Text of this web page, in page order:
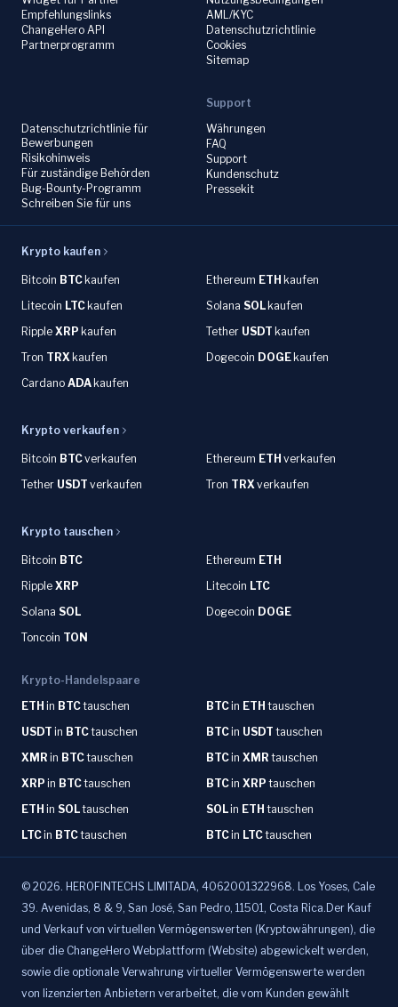
Empfehlungslinks
ChangeHero API
Partnerprogramm
AML/KYC
Datenschutzrichtlinie
Cookies
Sitemap
Datenschutzrichtlinie für
Bewerbungen
Risikohinweis
Für zuständige Behörden
Bug-Bounty-Programm
Schreiben Sie für uns
Support
Währungen
FAQ
Support
Kundenschutz
Pressekit
Krypto kaufen
Bitcoin BTC kaufen Ethereum ETH kaufen
Litecoin LTC kaufen Solana SOL kaufen
Ripple XRP kaufen Tether USDT kaufen
Tron TRX kaufen Dogecoin DOGE kaufen
Cardano ADA kaufen
Krypto verkaufen
Bitcoin BTCverkaufen Ethereum ETH verkaufen
Tether USDT verkaufen Tron TRXverkaufen
Krypto tauschen
Bitcoin BTC Ethereum ETH
Ripple XRP Litecoin LTC
Solana SOL Dogecoin DOGE
Toncoin TON
Krypto-Handelspaare
ETH in BTCtauschen BTCin ETH tauschen
USDT in BTCtauschen BTCin USDT tauschen
XMR in BTCtauschen BTCin XMR tauschen
XRP in BTCtauschen BTCin XRP tauschen
ETH in SOLtauschen SOLin ETH tauschen
LTCin BTCtauschen BTCin LTCtauschen
© 2026. HEROFINTECHS LIMITADA, 4062001322968. Los Yoses, Cale
39. Avenidas, 8 & 9, San José, San Pedro, 11501, Costa Rica.Der Kauf
und Verkauf von virtuellen Vermögenswerten (Kryptowährungen), die
über die ChangeHero Webplattform (Website) abgewickelt werden,
sowie die optionale Verwahrung virtueller Vermögenswerte werden
von lizenzierten Anbietern verarbeitet, die vom Kunden gewählt